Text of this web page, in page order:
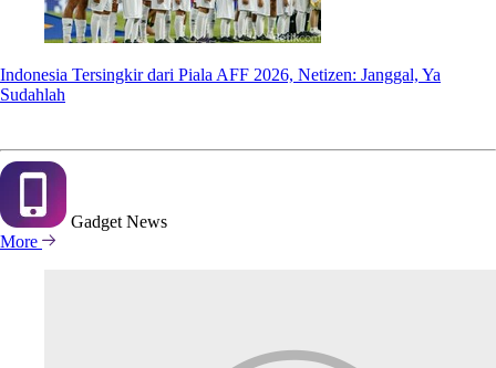
Indonesia Tersingkir dari Piala AFF 2026, Netizen: Janggal, Ya
Sudahlah
Gadget News
More